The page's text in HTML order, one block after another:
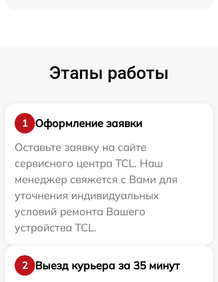
Этапы работы
1
Оформление заявки
Оставьте заявку на сайте
сервисного центра TCL. Наш
менеджер свяжется с Вами для
уточнения индивидуальных
условий ремонта Вашего
устройства TCL.
2 Выезд курьера за 35 минут